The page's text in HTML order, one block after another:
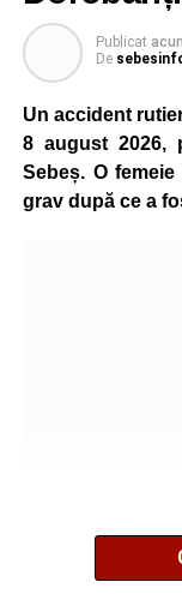
Ultimele știri
Publicat
De
Un accident
8 august 2026,
Sebeș. O
grav după ce a